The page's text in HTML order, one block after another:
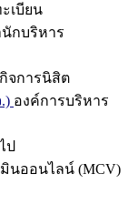
เบียน
นักบริหาร
จการนิสิต
องค์การบริหาร
ป
มินออนไลน์ (MCV)